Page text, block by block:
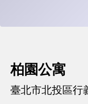
柏園公寓
臺北市北投區行